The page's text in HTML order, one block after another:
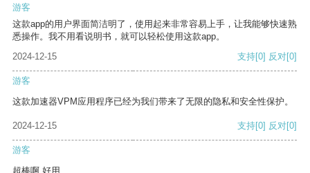
游客
这款app的用户界面简洁明了，使用起来非常容易上手，让我能够快速熟
悉操作。我不用看说明书，就可以轻松使用这款app。
2024-12-15
支持[0] 反对[0]
游客
这款加速器VPM应用程序已经为我们带来了无限的隐私和安全性保护。
2024-12-15 支持[0] 反对[0]
游客
超棒啊 好用